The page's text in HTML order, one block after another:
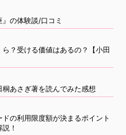
の体験談/口コミ
？受ける価値はあるの？【小田
桐あさぎ著を読んでみた感想
ドの利用限度額が決まるポイント
！